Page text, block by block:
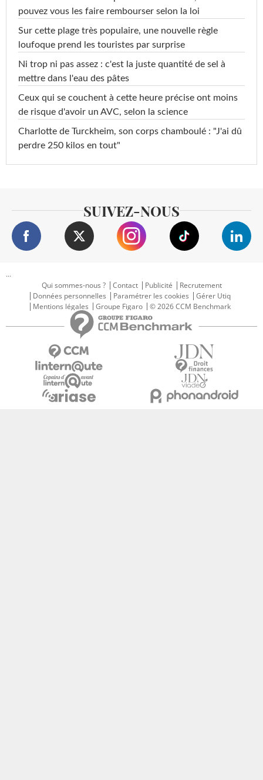
pouvez vous les faire rembourser selon la loi
Sur cette plage très populaire, une nouvelle règle
loufoque prend les touristes par surprise
Ni trop ni pas assez : c'est la juste quantité de sel à
mettre dans l'eau des pâtes
Ceux qui se couchent à cette heure précise ont moins
de risque d'avoir un AVC, selon la science
Charlotte de Turckheim, son corps chamboulé : "J'ai dû
perdre 250 kilos en tout"
SUIVEZ-NOUS
...
Qui sommes-nous ?
Contact Publicité
Recrutement
Données personnelles
Paramétrer les cookies
Gérer Utiq
Mentions légales
Groupe Figaro © 2026 CCM Benchmark